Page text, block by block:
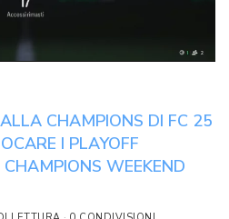
CHAMPIONS DI FC 25
I PLAYOFF
WEEKEND